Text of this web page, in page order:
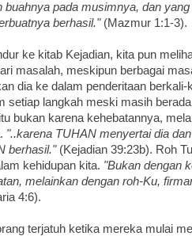
buahnya pada musimnya, dan
berhasil." (Mazmur 1:1-3).
ke kitab Kejadian, kita pun
masalah, meskipun berbagai
dia ke dalam penderitaan berkali-
setiap langkah meski masih
bukan karena kehebatannya,
"..karena TUHAN menyertai dia
berhasil."(Kejadian 39:23b). Roh
kehidupan kita. "Bukan dengan
melainkan dengan roh-Ku,
4:6).
terjatuh ketika mereka mulai